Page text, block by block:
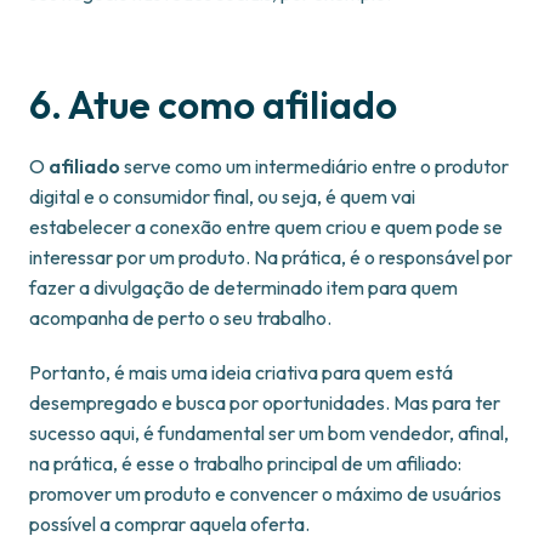
6. Atue como afiliado
O afiliado serve como um intermediário entre o produtor
digital e o consumidor final, ou seja, é quem vai
estabelecer a conexão entre quem criou e quem pode se
interessar por um produto. Na prática, é o responsável por
fazer a divulgação de determinado item para quem
acompanha de perto o seu trabalho.
Portanto, é mais uma ideia criativa para quem está
desempregado e busca por oportunidades. Mas para ter
sucesso aqui, é fundamental ser um bom vendedor, afinal,
na prática, é esse o trabalho principal de um afiliado:
promover um produto e convencer o máximo de usuários
possível a comprar aquela oferta.